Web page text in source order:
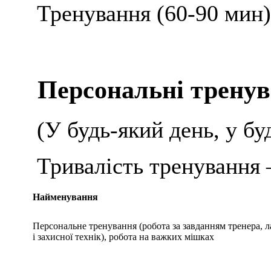
Тренування (60-90 мин)
Персональні
(У будь-який день, у
Тривалість тренування
Найменування
Персональне тренування (робота за завданням тренера,
і захисної технік), робота на важких мішках